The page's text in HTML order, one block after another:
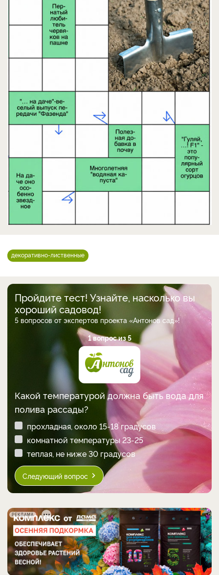
декоративно-лиственные
Пройдите тест! Узнайте, насколько вы
хороший садовод!
5 вопросов от экспертов проекта «Антонов сад»!
1 вопрос из 5
Какой температурой должна быть вода для
полива рассады?
прохладная, около 15-18 градусов
комнатной температуры 23-25
теплая, не ниже 30 градусов
Следующий вопрос
РЕКЛАМА